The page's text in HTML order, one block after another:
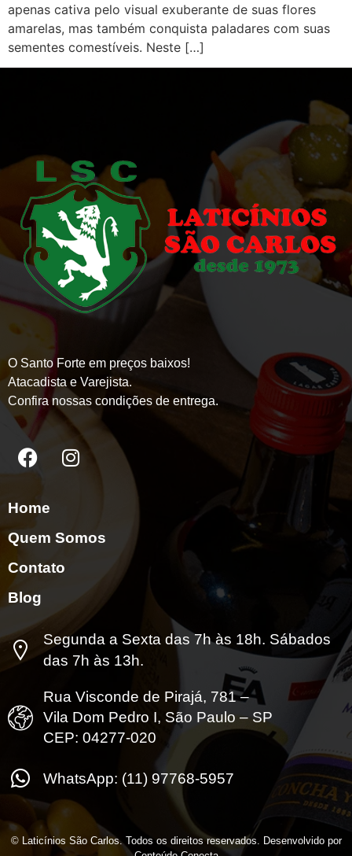
apenas cativa pelo visual exuberante de suas flores
amarelas, mas também conquista paladares com suas
sementes comestíveis. Neste […]
O Santo Forte em preços baixos!
Atacadista e Varejista.
Confira nossas condições de entrega.
Home
Quem Somos
Contato
Blog
Segunda a Sexta das 7h às 18h. Sábados
das 7h às 13h.
Rua Visconde de Pirajá, 781 –
Vila Dom Pedro I, São Paulo – SP
CEP: 04277-020
WhatsApp: (11) 97768-5957
© Laticínios São Carlos. Todos os direitos reservados. Desenvolvido por